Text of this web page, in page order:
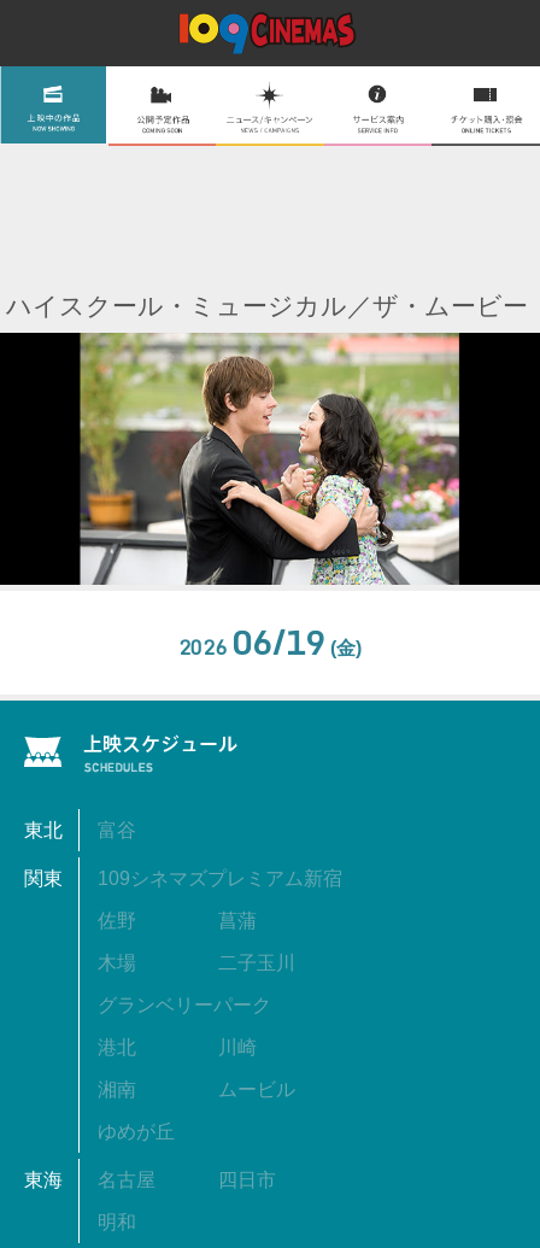
ハイスクール・ミュージカル／ザ・ムービー
2026 06/19 (金)
東北 富谷
関東 109シネマズプレミアム新宿
佐野 菖蒲
木場 二子玉川
グランベリーパーク
港北 川崎
湘南 ムービル
ゆめが丘
東海 名古屋 四日市
明和